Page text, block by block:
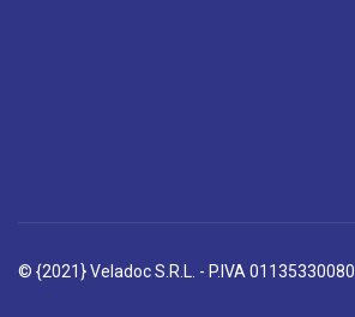
© {2021} Veladoc S.R.L. - P.IVA 01135330080